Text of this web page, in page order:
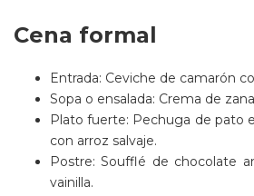
Cena formal
Entrada: Ceviche de camarón
Sopa o ensalada: Crema de
Plato fuerte: Pechuga de pato
con arroz salvaje.
Postre: Soufflé de chocolate
vainilla.